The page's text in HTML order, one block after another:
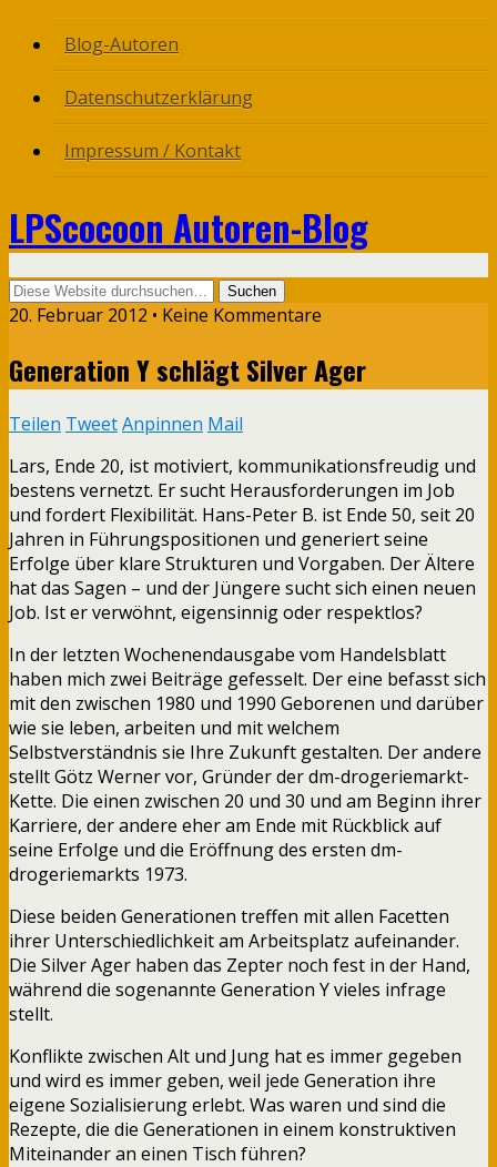
Blog-Autoren
Datenschutzerklärung
Impressum / Kontakt
LPScocoon Autoren-Blog
20. Februar 2012 • Keine Kommentare
Generation Y schlägt Silver Ager
Teilen TweetAnpinnen Mail
Lars, Ende 20, ist motiviert, kommunikationsfreudig und
bestens vernetzt. Er sucht Herausforderungen im Job
und fordert Flexibilität. Hans-Peter B. ist Ende 50, seit 20
Jahren in Führungspositionen und generiert seine
Erfolge über klare Strukturen und Vorgaben. Der Ältere
hat das Sagen – und der Jüngere sucht sich einen neuen
Job. Ist er verwöhnt, eigensinnig oder respektlos?
In der letzten Wochenendausgabe vom Handelsblatt
haben mich zwei Beiträge gefesselt. Der eine befasst sich
mit den zwischen 1980 und 1990 Geborenen und darüber
wie sie leben, arbeiten und mit welchem
Selbstverständnis sie Ihre Zukunft gestalten. Der andere
stellt Götz Werner vor, Gründer der dm-drogeriemarkt-
Kette. Die einen zwischen 20 und 30 und am Beginn ihrer
Karriere, der andere eher am Ende mit Rückblick auf
seine Erfolge und die Eröffnung des ersten dm-
drogeriemarkts 1973.
Diese beiden Generationen treffen mit allen Facetten
ihrer Unterschiedlichkeit am Arbeitsplatz aufeinander.
Die Silver Ager haben das Zepter noch fest in der Hand,
während die sogenannte Generation Y vieles infrage
stellt.
Konflikte zwischen Alt und Jung hat es immer gegeben
und wird es immer geben, weil jede Generation ihre
eigene Sozialisierung erlebt. Was waren und sind die
Rezepte, die die Generationen in einem konstruktiven
Miteinander an einen Tisch führen?